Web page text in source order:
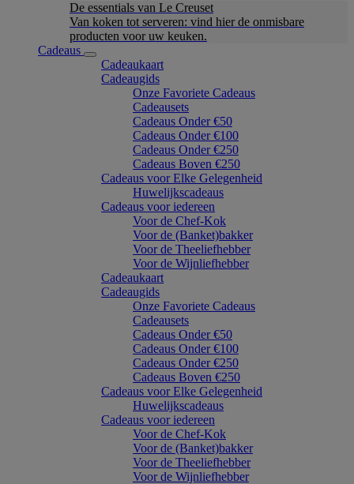
De essentials van Le Creuset
Van koken tot serveren: vind hier de onmisbare
producten voor uw keuken.
Cadeaus
Cadeaukaart
Cadeaugids
Onze Favoriete Cadeaus
Cadeausets
Cadeaus Onder €50
Cadeaus Onder €100
Cadeaus Onder €250
Cadeaus Boven €250
Cadeaus voor Elke Gelegenheid
Huwelijkscadeaus
Cadeaus voor iedereen
Voor de Chef-Kok
Voor de (Banket)bakker
Voor de Theeliefhebber
Voor de Wijnliefhebber
Cadeaukaart
Cadeaugids
Onze Favoriete Cadeaus
Cadeausets
Cadeaus Onder €50
Cadeaus Onder €100
Cadeaus Onder €250
Cadeaus Boven €250
Cadeaus voor Elke Gelegenheid
Huwelijkscadeaus
Cadeaus voor iedereen
Voor de Chef-Kok
Voor de (Banket)bakker
Voor de Theeliefhebber
Voor de Wijnliefhebber